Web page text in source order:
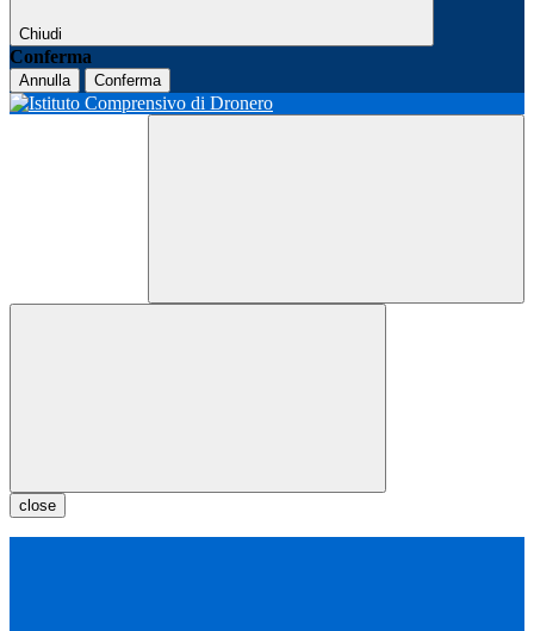
Chiudi
Conferma
Annulla Conferma
close